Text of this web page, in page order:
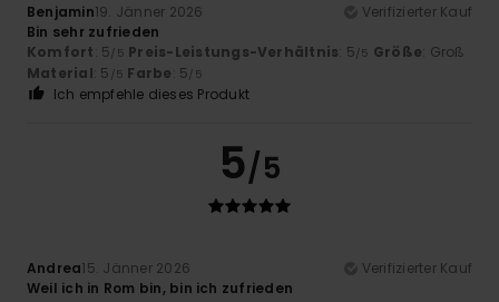
Benjamin19. Jänner 2026
Verifizierter Kauf
Bin sehr zufrieden
Komfort: 5 /5 Preis-Leistungs-Verhältnis: 5 /5 Größe: Groß
Material: 5 /5 Farbe: 5 /5
Ich empfehle dieses Produkt
5/5
Andrea15. Jänner 2026
Verifizierter Kauf
Weil ich in Rom bin, bin ich zufrieden